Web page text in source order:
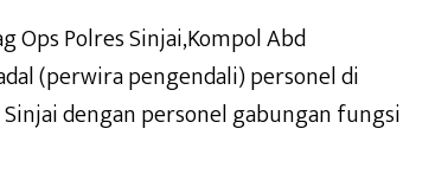
Ops Polres Sinjai,Kompol Abd
(perwira pengendali) personel di
dengan personel gabungan fungsi